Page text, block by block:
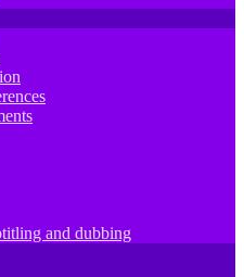
and dubbing